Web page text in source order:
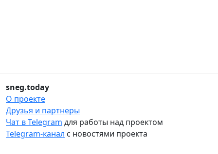
sneg.today
О проекте
Друзья и партнеры
Чат в Telegram для работы над проектом
Telegram-канал с новостями проекта